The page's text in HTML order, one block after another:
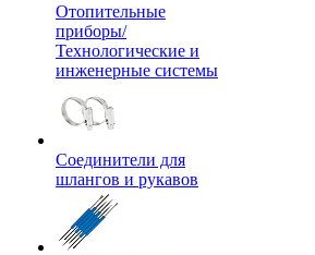
Отопительные
приборы/
Технологические и
инженерные системы
Соединители для
шлангов и рукавов